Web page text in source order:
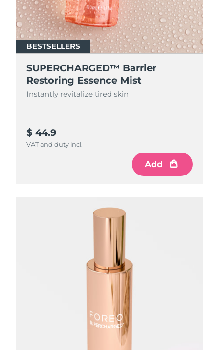
BESTSELLERS
SUPERCHARGED™ Barrier
Restoring Essence Mist
Instantly revitalize tired skin
$ 44.9
VAT and duty incl.
Add